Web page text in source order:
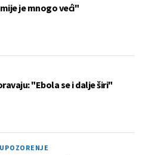
je mnogo veći"
"Ebola se i dalje širi"